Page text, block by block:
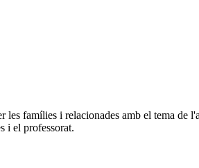
les famílies i relacionades amb el tema
i el professorat.